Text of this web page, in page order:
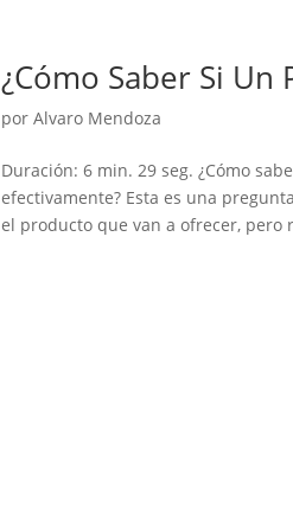
¿Cómo Saber Si
porAlvaro Mendoza
Duración: 6 min. 29 seg. ¿Cómo
efectivamente? Esta es una
el producto que van a ofrecer, pero